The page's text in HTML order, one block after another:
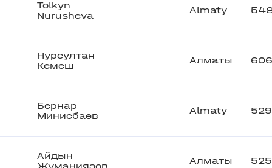
Tolkyn
Nurusheva
Almaty
Нурсултан
Кемеш
Алматы 606
Бернар
Минисбаев
Almaty 529
Айдын
Алматы 525